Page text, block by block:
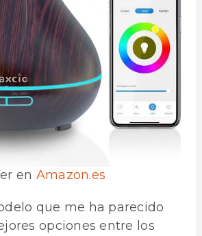
en Amazon.es
que me ha parecido
opciones entre los